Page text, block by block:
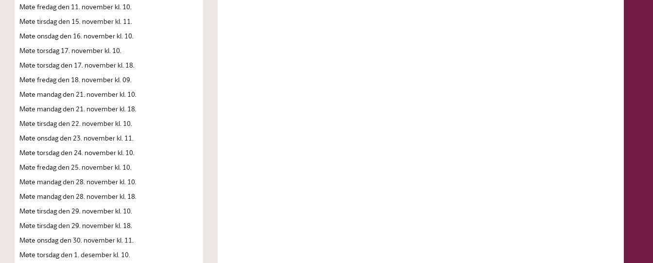
Møte fredag den 11. november kl. 10.
Møte tirsdag den 15. november kl. 11.
Møte onsdag den 16. november kl. 10.
Møte torsdag 17. november kl. 10.
Møte torsdag den 17. november kl. 18.
Møte fredag den 18. november kl. 09.
Møte mandag den 21. november kl. 10.
Møte mandag den 21. november kl. 18.
Møte tirsdag den 22. november kl. 10.
Møte onsdag den 23. november kl. 11.
Møte torsdag den 24. november kl. 10.
Møte fredag den 25. november kl. 10.
Møte mandag den 28. november kl. 10.
Møte mandag den 28. november kl. 18.
Møte tirsdag den 29. november kl. 10.
Møte tirsdag den 29. november kl. 18.
Møte onsdag den 30. november kl. 11.
Møte torsdag den 1. desember kl. 10.